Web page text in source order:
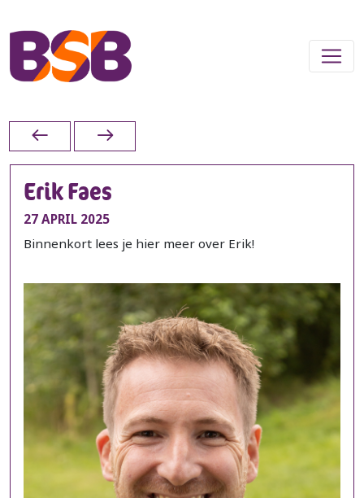
Erik Faes
27 APRIL 2025
Binnenkort lees je hier meer over Erik!